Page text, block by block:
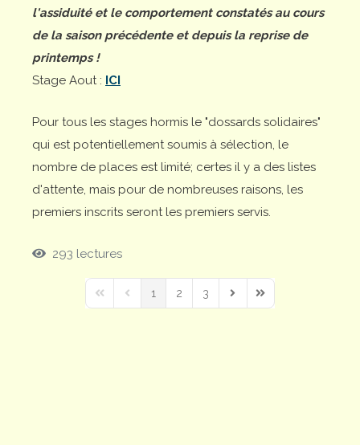
l'assiduité et le comportement constatés au cours
de la saison précédente et depuis la reprise de
printemps !
Stage Aout : ICI
Pour tous les stages hormis le "dossards solidaires"
qui est potentiellement soumis à sélection, le
nombre de places est limité; certes il y a des listes
d'attente, mais pour de nombreuses raisons, les
premiers inscrits seront les premiers servis.
293 lectures
First PagePrevious Page
1 2 3
Next PageLast Page